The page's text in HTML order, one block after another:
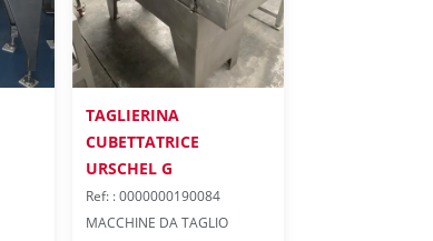
TAGLIERINA
CUBETTATRICE
URSCHEL G
Ref: : 0000000190084
MACCHINE DA TAGLIO